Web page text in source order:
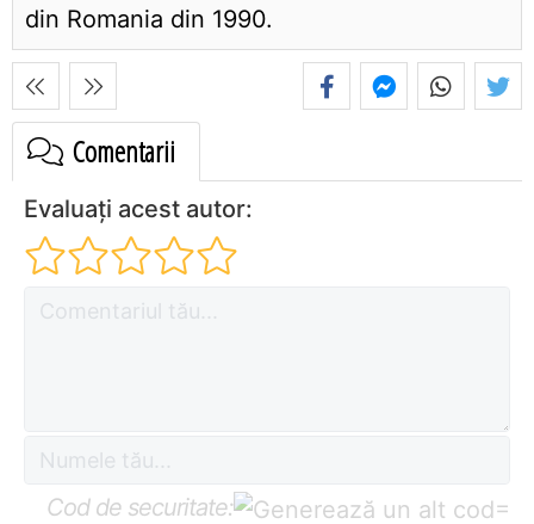
din Romania din 1990.
Comentarii
Evaluați acest autor:
Cod de securitate: =